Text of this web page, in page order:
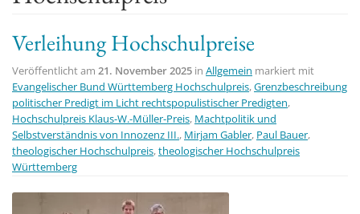
Verleihung Hochschulpreise
Veröffentlicht am 21. November 2025 in Allgemein markiert mit
Evangelischer Bund Württemberg Hochschulpreis,Grenzbeschreibung
politischer Predigt im Licht rechtspopulistischer Predigten,
Hochschulpreis Klaus-W.-Müller-Preis, Machtpolitik und
Selbstverständnis von Innozenz III., Mirjam Gabler, Paul Bauer,
theologischer Hochschulpreis,theologischer Hochschulpreis
Württemberg